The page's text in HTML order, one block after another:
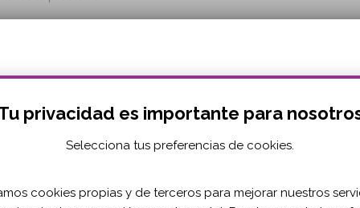
de
TODOS LOS DIAGNÓSTICOS
nos
conocido?
tu teléfono móvil y tu correo electrónico y nos
privacidad es importante para
Selecciona tus preferencias de cookies.
cookies propias y de terceros para mejorar nuestros